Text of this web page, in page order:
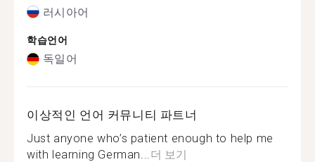
러시아어
학습언어
독일어
이상적인 언어 커뮤니티 파트너
Just anyone who’s patient enough to help me
with learning German...더 보기